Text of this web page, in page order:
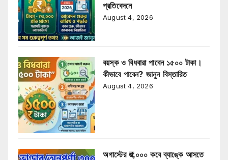
প্রতিবেদনে
August 4, 2026
বয়স্ক ও বিধবারা পাবেন ১৫০০ টাকা।
কীভাবে পাবেন? জানুন বিস্তারিত
August 4, 2026
অগাস্টের ₹৩,০০০ কবে ব্যাঙ্কে আসতে